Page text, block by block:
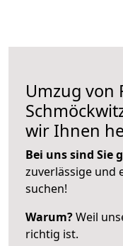
Umzug von
wir Ihnen
Bei uns sind Sie
zuverlässige und
suchen!
Warum?Weil
richtig ist.